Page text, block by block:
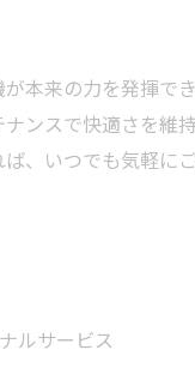
本来の力を発揮で
ンスで快適さを維
、いつでも気軽に
ルサービス